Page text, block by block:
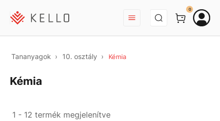
BEJELENTKEZÉS
0
Tananyagok 10. osztály Kémia
Kémia
1 - 12 termék megjelenítve